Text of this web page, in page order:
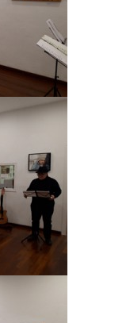
que
web
lo
posible
tu
Si
web.